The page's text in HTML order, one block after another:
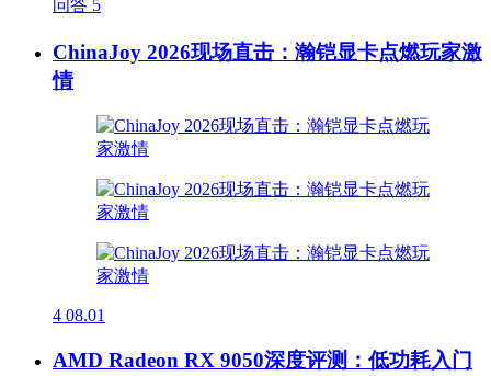
问答 5
ChinaJoy 2026现场直击：瀚铠显卡点燃玩家激
情
4 08.01
AMD Radeon RX 9050深度评测：低功耗入门